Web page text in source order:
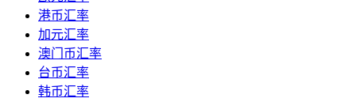
港币汇率
加元汇率
澳门币汇率
台币汇率
韩币汇率